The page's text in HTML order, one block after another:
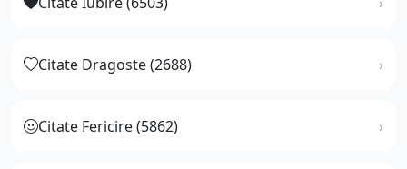
Citate Dragoste (2688)
Citate Fericire (5862)